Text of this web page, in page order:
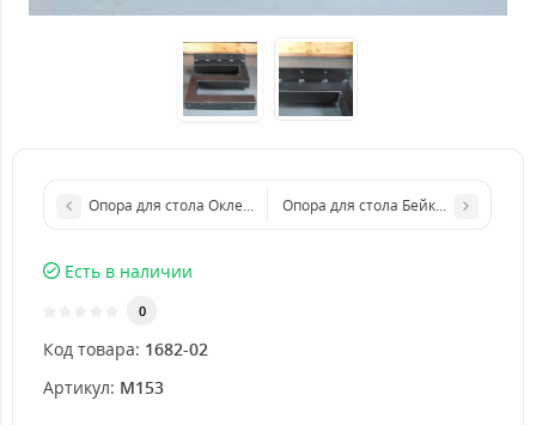
Опора для стола Окленд из металлаОпора для стола Бейкерсфилд из
Есть в наличии
0
Код товара: 1682-02
Артикул: M153